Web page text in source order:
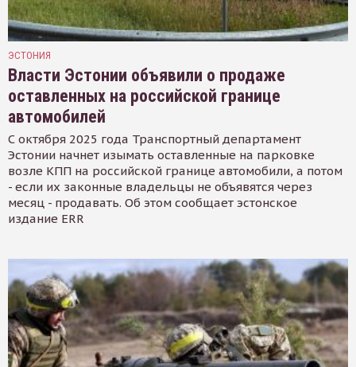
ЭСТОНИЯ
Власти Эстонии объявили о продаже
оставленных на российской границе
автомобилей
С октября 2025 года Транспортный департамент
Эстонии начнет изымать оставленные на парковке
возле КПП на российской границе автомобили, а потом
- если их законные владельцы не объявятся через
месяц - продавать. Об этом сообщает эстонское
издание ERR